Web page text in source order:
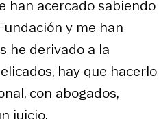
han acercado sabiendo
y me han
he derivado a la
hay que hacerlo
con abogados,
juicio.